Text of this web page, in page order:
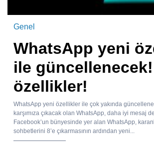
Genel
WhatsApp yeni
ile
özellikler!
WhatsApp yeni özellikler ile çok yakında
karşımıza çıkacak olan WhatsApp, daha iyi mesaj
Facebook’un bünyesinde yer alan WhatsApp,
sohbetlerini 8’e çıkarmasının ardından yeni...